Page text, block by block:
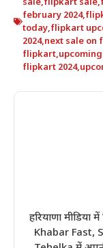
february 2024,
today,flipkart
2024,next sale on
flipkart,
flipkart 2024,
हरियाणा
Khabar Fast,